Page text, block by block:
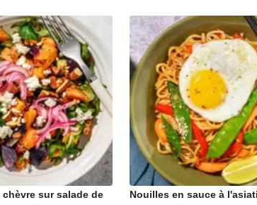
chèvre sur salade de
Nouilles en sauce à